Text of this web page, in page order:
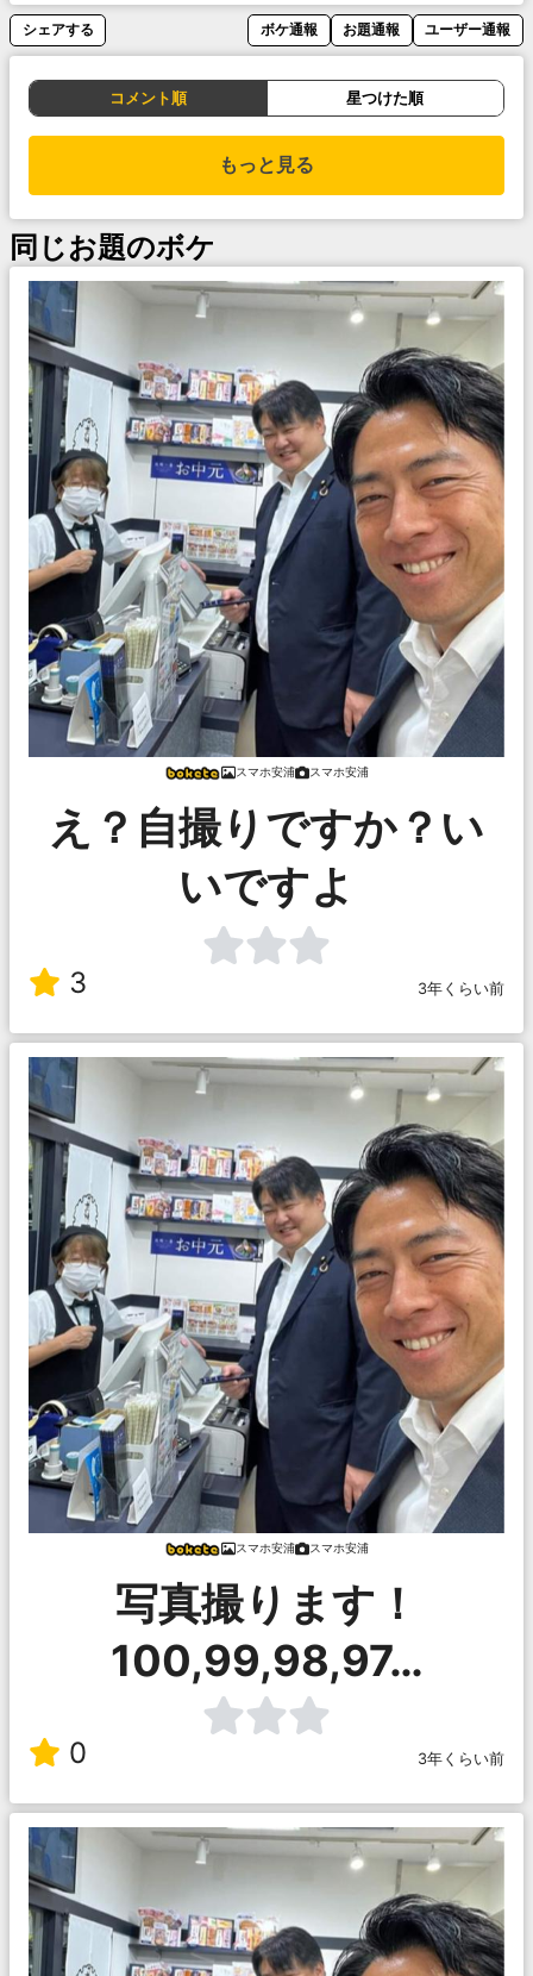
シェアする ボケ通報 お題通報 ユーザー通報
コメント順 星つけた順
もっと見る
同じお題のボケ
スマホ安浦 スマホ安浦
え？自撮りですか？い
いですよ
3 3年くらい前
スマホ安浦 スマホ安浦
写真撮ります！
100,99,98,97…
0 3年くらい前